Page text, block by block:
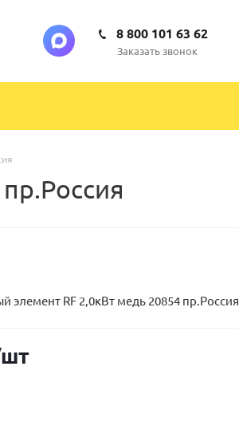
8 800 101 63 62
Заказать звонок
элемент RF 2,0кВт медь 20854 пр.Россия